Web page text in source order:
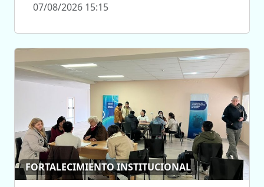
07/08/2026 15:15
FORTALECIMIENTO INSTITUCIONAL